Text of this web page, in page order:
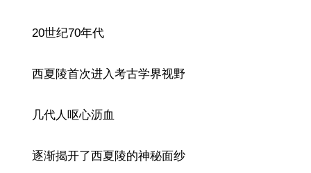
20世纪70年代
西夏陵首次进入考古学界视野
几代人呕心沥血
逐渐揭开了西夏陵的神秘面纱